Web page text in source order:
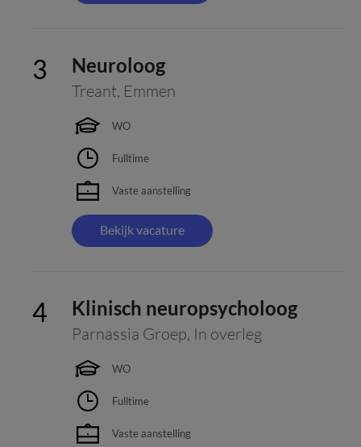
Neuroloog
Treant, Emmen
WO
Fulltime
Vaste aanstelling
Bekijk vacature
Klinisch neuropsycholoog
Parnassia Groep, In overleg
WO
Fulltime
Vaste aanstelling